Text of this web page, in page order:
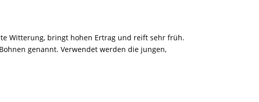
Witterung, bringt hohen Ertrag und reift sehr früh.
genannt. Verwendet werden die jungen,